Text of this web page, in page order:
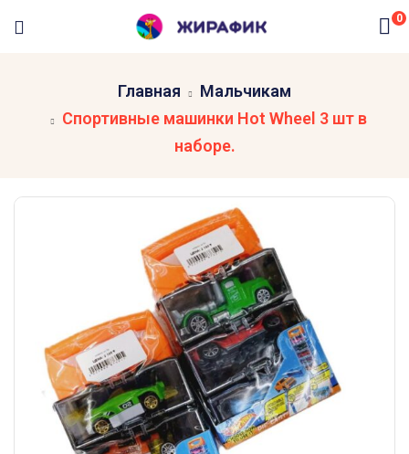
0
Главная
Мальчикам
Спортивные машинки Hot Wheel 3 шт в
наборе.